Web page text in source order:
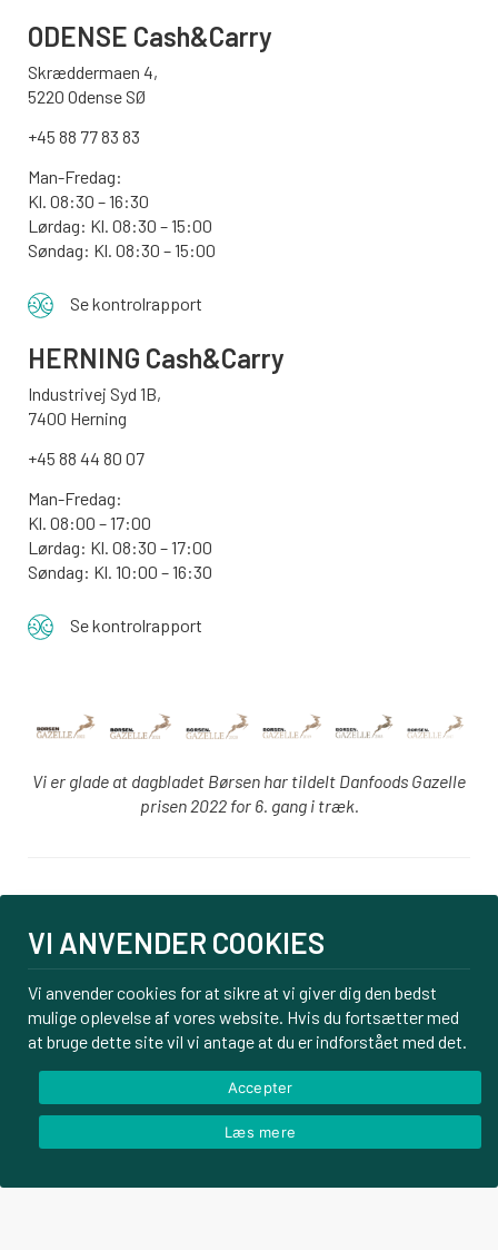
ODENSE Cash&Carry
Skræddermaen 4,
5220 Odense SØ
+45 88 77 83 83
Man-Fredag:
Kl. 08:30 – 16:30
Lørdag: Kl. 08:30 – 15:00
Søndag: Kl. 08:30 – 15:00
Se kontrolrapport
HERNING Cash&Carry
Industrivej Syd 1B,
7400 Herning
+45 88 44 80 07
Man-Fredag:
Kl. 08:00 – 17:00
Lørdag: Kl. 08:30 – 17:00
Søndag: Kl. 10:00 – 16:30
Se kontrolrapport
Vi er glade at dagbladet Børsen har tildelt Danfoods Gazelle
prisen 2022 for 6. gang i træk.
PBS tilmelding
Om os
Kontakt
Handelsbetingelser
© Danfoods ApS – CVR 32771920
VI ANVENDER COOKIES
Vi anvender cookies for at sikre at vi giver dig den bedst
mulige oplevelse af vores website. Hvis du fortsætter med
at bruge dette site vil vi antage at du er indforstået med det.
Accepter
Læs mere